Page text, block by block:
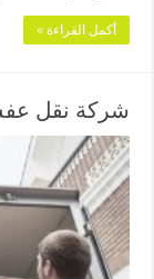
أكمل القراءة »
شركة نقل